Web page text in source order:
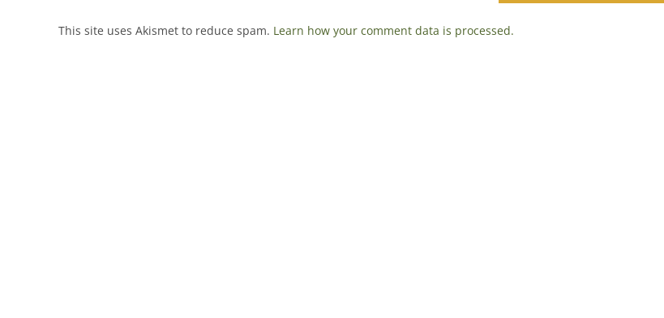
This site uses Akismet to reduce spam. Learn how your comment data is processed.